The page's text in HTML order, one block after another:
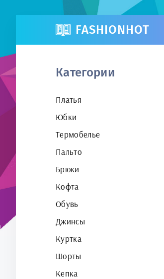
FASHIONHOT
Категории
Платья
Юбки
Термобелье
Пальто
Брюки
Кофта
Обувь
Джинсы
Куртка
Шорты
Кепка